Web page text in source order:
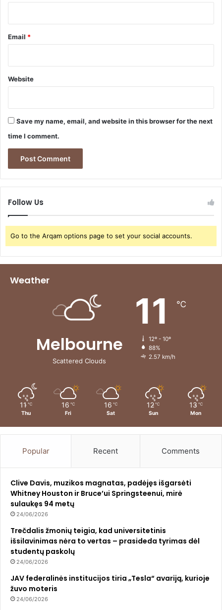
r
r
u
k
a
b
Email *
Website
Save my name, email, and website in this browser for the next
time I comment.
Follow Us
Go to the Arqam options page to set your social accounts.
Weather
Melbourne
Scattered Clouds
11 ℃
12º - 10º
88%
2.57 km/h
11 ℃
Thu
16 ℃
Fri
16 ℃
Sat
12 ℃
Sun
13 ℃
Mon
Popular Recent Comments
Clive Davis, muzikos magnatas, padėjęs išgarsėti
Whitney Houston ir Bruce’ui Springsteenui, mirė
sulaukęs 94 metų
24/06/2026
Trečdalis žmonių teigia, kad universitetinis
išsilavinimas nėra to vertas – prasideda tyrimas dėl
studentų paskolų
24/06/2026
JAV federalinės institucijos tiria „Tesla“ avariją, kurioje
žuvo moteris
24/06/2026